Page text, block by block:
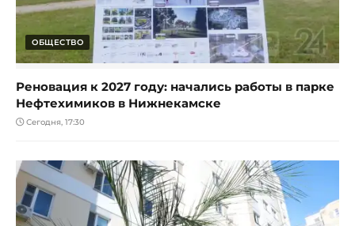
ОБЩЕСТВО
Реновация к 2027 году: начались работы в парке
Нефтехимиков в Нижнекамске
Сегодня, 17:30